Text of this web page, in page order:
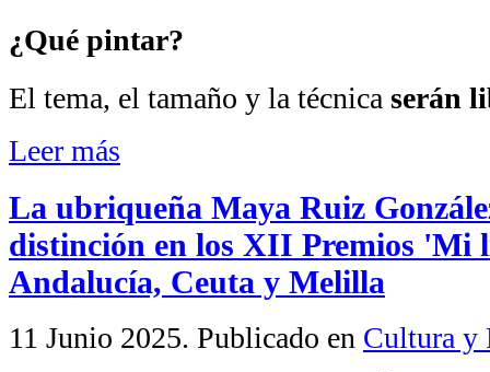
¿Qué pintar?
El tema, el tamaño y la técnica serán
Leer más
La ubriqueña Maya Ruiz
distinción en los XII Premios 'Mi
Andalucía, Ceuta y Melilla
11 Junio 2025. Publicado en Cultura y